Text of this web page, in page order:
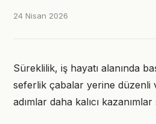
24 Nisan 2026
Süreklilik, iş hayatı alanında
seferlik çabalar yerine düzenli
adımlar daha kalıcı